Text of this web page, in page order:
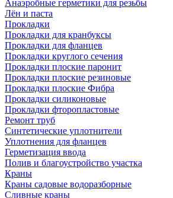
Анаэробные герметики для резьбы
Лён и паста
Прокладки
Прокладки для кранбуксы
Прокладки для фланцев
Прокладки круглого сечения
Прокладки плоские паронит
Прокладки плоские резиновые
Прокладки плоские Фибра
Прокладки силиконовые
Прокладки фторопластовые
Ремонт труб
Синтетические уплотнители
Уплотнения для фланцев
Герметизация ввода
Полив и благоустройство участка
Краны
Краны садовые водоразборные
Сливные краны